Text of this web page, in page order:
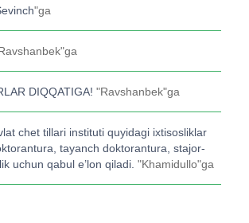
"ga
"ga
DIQQATIGA! "Ravshanbek"ga
chet tillari instituti quyidagi ixtisosliklar
tayanch doktorantura, stajor-
uchun qabul e’lon qiladi. "Khamidullo"ga